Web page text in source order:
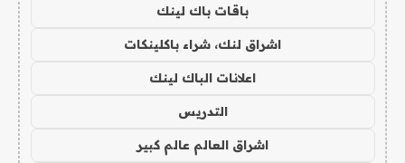
باقات باك لينك
اشراق لنك، شراء باكلينكات
اعلانات الباك لينك
التدريس
اشراق العالم عالم كبير